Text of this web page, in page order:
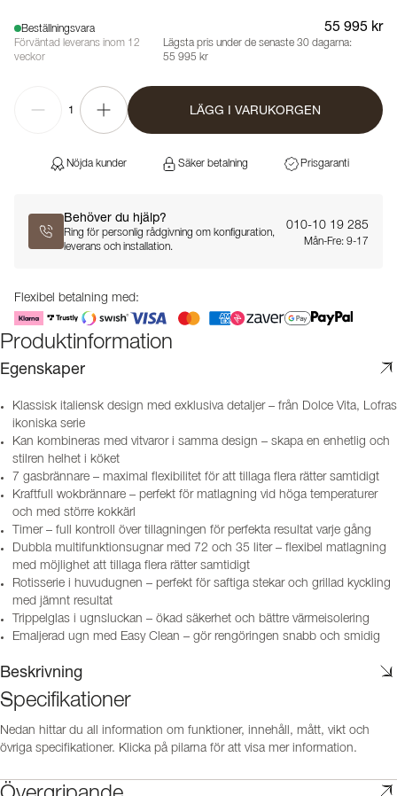
Beställningsvara
Förväntad leverans inom 12
veckor
55 995 kr
Lägsta pris under de senaste 30 dagarna:
55 995 kr
1 LÄGG I VARUKORGEN
Nöjda kunder Säker betalning Prisgaranti
Behöver du hjälp?
Ring för personlig rådgivning om konfiguration,
leverans och installation.
010-10 19 285
Mån-Fre: 9-17
Flexibel betalning med:
Produktinformation
Egenskaper
Klassisk italiensk design med exklusiva detaljer – från Dolce Vita, Lofras
ikoniska serie
Kan kombineras med vitvaror i samma design – skapa en enhetlig och
stilren helhet i köket
7 gasbrännare – maximal flexibilitet för att tillaga flera rätter samtidigt
Kraftfull wokbrännare – perfekt för matlagning vid höga temperaturer
och med större kokkärl
Timer – full kontroll över tillagningen för perfekta resultat varje gång
Dubbla multifunktionsugnar med 72 och 35 liter – flexibel matlagning
med möjlighet att tillaga flera rätter samtidigt
Rotisserie i huvudugnen – perfekt för saftiga stekar och grillad kyckling
med jämnt resultat
Trippelglas i ugnsluckan – ökad säkerhet och bättre värmeisolering
Emaljerad ugn med Easy Clean – gör rengöringen snabb och smidig
Beskrivning
Specifikationer
Nedan hittar du all information om funktioner, innehåll, mått, vikt och
övriga specifikationer. Klicka på pilarna för att visa mer information.